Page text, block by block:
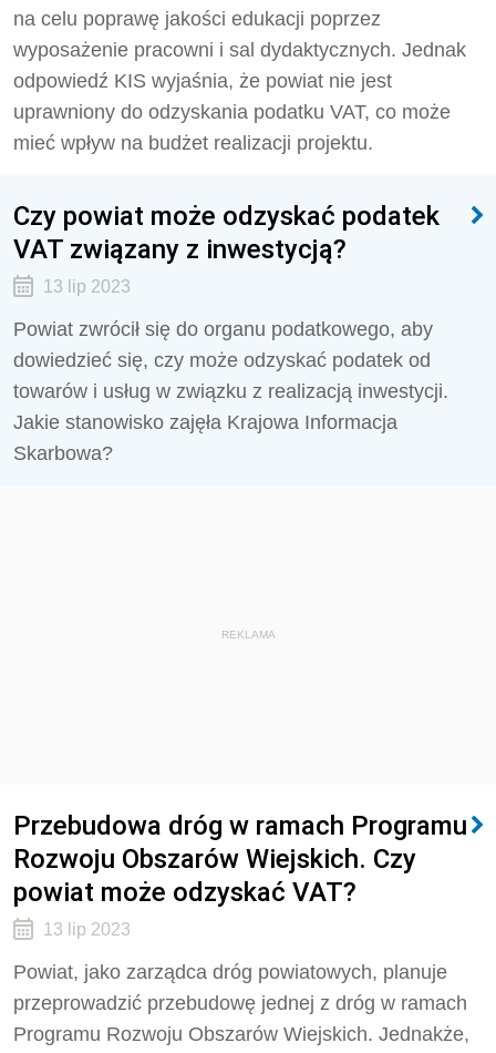
na celu poprawę jakości edukacji poprzez
wyposażenie pracowni i sal dydaktycznych. Jednak
odpowiedź KIS wyjaśnia, że powiat nie jest
uprawniony do odzyskania podatku VAT, co może
mieć wpływ na budżet realizacji projektu.
Czy powiat może odzyskać podatek
VAT związany z inwestycją?
13 lip 2023
Powiat zwrócił się do organu podatkowego, aby
dowiedzieć się, czy może odzyskać podatek od
towarów i usług w związku z realizacją inwestycji.
Jakie stanowisko zajęła Krajowa Informacja
Skarbowa?
REKLAMA
Przebudowa dróg w ramach Programu
Rozwoju Obszarów Wiejskich. Czy
powiat może odzyskać VAT?
13 lip 2023
Powiat, jako zarządca dróg powiatowych, planuje
przeprowadzić przebudowę jednej z dróg w ramach
Programu Rozwoju Obszarów Wiejskich. Jednakże,